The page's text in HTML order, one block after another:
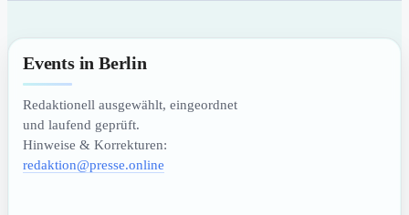
Events in Berlin
Redaktionell ausgewählt, eingeordnet
und laufend geprüft.
Hinweise & Korrekturen:
redaktion@presse.online